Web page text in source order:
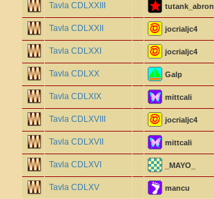
Tavla CDLXXIII tutank_abron
Tavla CDLXXII jocrialjc4
Tavla CDLXXI jocrialjc4
Tavla CDLXX Galp
Tavla CDLXIX mittcali
Tavla CDLXVIII jocrialjc4
Tavla CDLXVII mittcali
Tavla CDLXVI _MAYO_
Tavla CDLXV mancu